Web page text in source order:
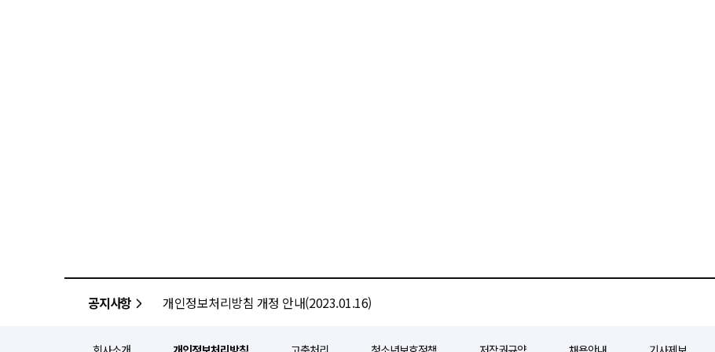
공지사항 개인정보처리방침 개정 안내(2023.01.16)